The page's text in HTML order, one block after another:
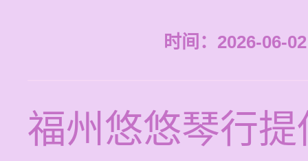
时间：2026-06-
福州悠悠琴行